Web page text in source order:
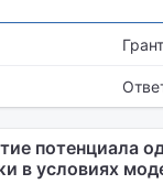
потенциала
в условиях